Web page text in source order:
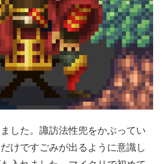
した。諏訪法性兜をかぶってい
けですごみが出るように意識し